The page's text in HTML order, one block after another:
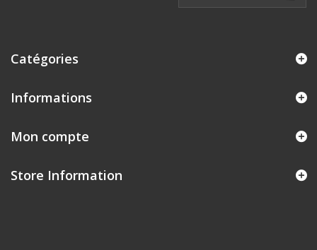
Catégories
Informations
Mon compte
Store Information